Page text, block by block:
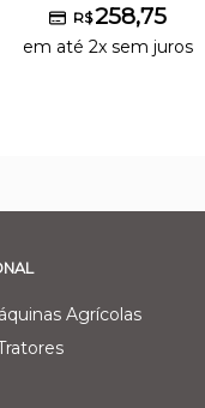
R$258,75
em até 2x sem juros
Agrícolas